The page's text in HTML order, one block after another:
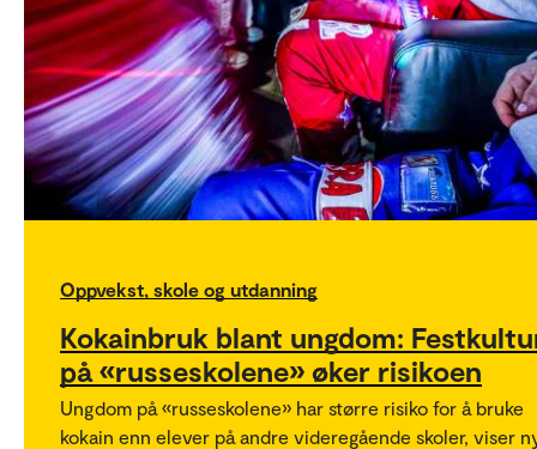
Oppvekst, skole og utdanning
Kokainbruk blant ungdom:
på «russeskolene» øker risikoen
Ungdom på «russeskolene» har større risiko for å bruke
kokain enn elever på andre videregående skoler, viser